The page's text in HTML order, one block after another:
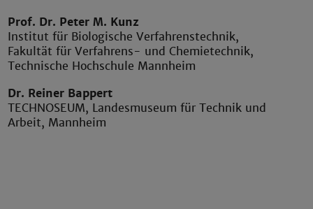
Prof. Dr. Peter M. Kunz
Institut für Biologische Verfahrenstechnik,
Fakultät für Verfahrens- und Chemietechnik,
Technische Hochschule Mannheim
Dr. Reiner Bappert
TECHNOSEUM, Landesmuseum für Technik und
Arbeit, Mannheim